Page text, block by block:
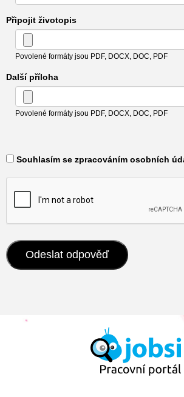
Připojit životopis
Povolené formáty jsou PDF, DOCX, DOC, PDF
Další příloha
Povolené formáty jsou PDF, DOCX, DOC, PDF
Souhlasím se zpracováním osobních